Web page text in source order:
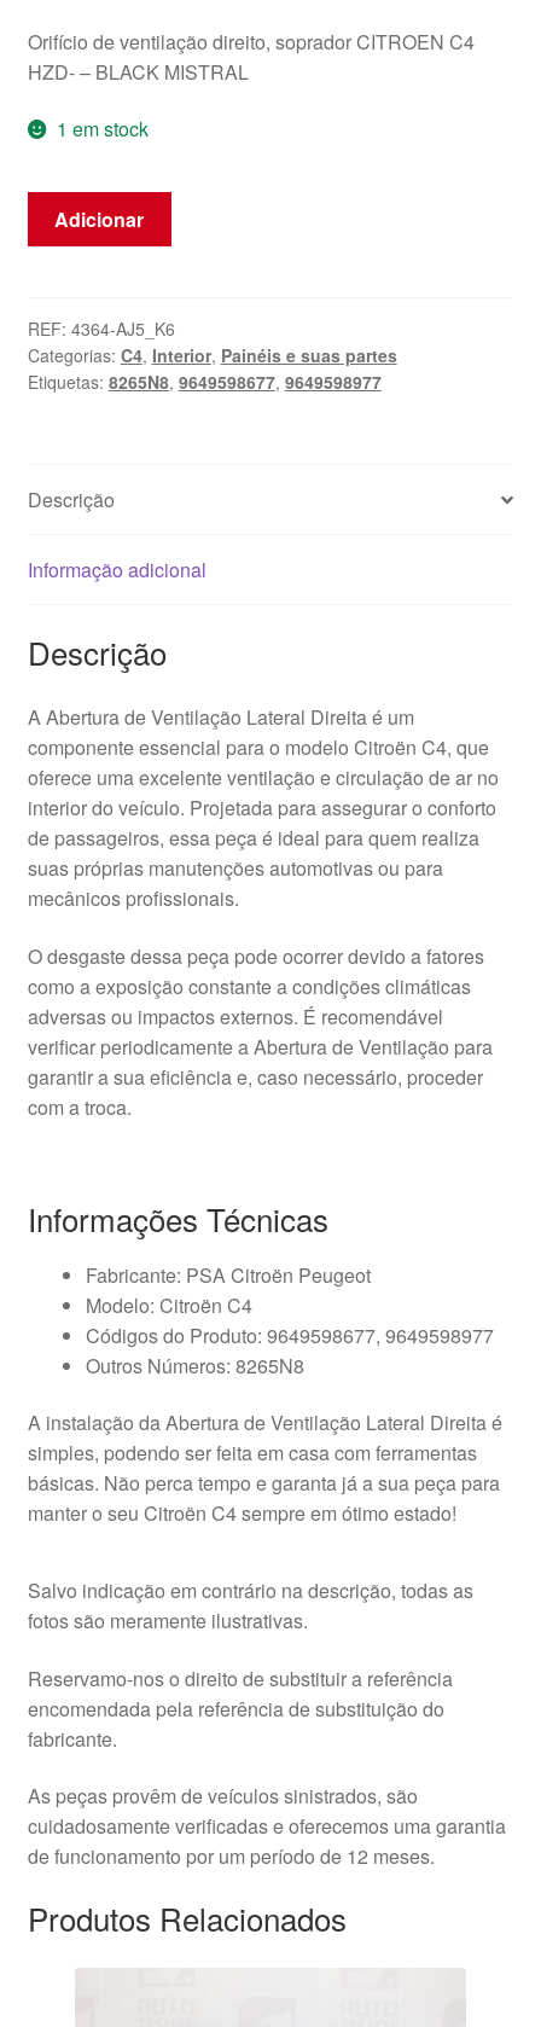
Orifício de ventilação direito, soprador CITROEN C4
HZD- – BLACK MISTRAL
1 em stock
Quantidade
Ventilação
Lateral
Direita
9649598977
Adicionar
REF: 4364-AJ5_K6
Categorias: C4, Interior, Painéis e suas partes
Etiquetas: 8265N8, 9649598677, 9649598977
Descrição
Informação adicional
Descrição
A Abertura de Ventilação Lateral Direita é um
componente essencial para o modelo Citroën C4, que
oferece uma excelente ventilação e circulação de ar no
interior do veículo. Projetada para assegurar o conforto
de passageiros, essa peça é ideal para quem realiza
suas próprias manutenções automotivas ou para
mecânicos profissionais.
O desgaste dessa peça pode ocorrer devido a fatores
como a exposição constante a condições climáticas
adversas ou impactos externos. É recomendável
verificar periodicamente a Abertura de Ventilação para
garantir a sua eficiência e, caso necessário, proceder
com a troca.
Informações Técnicas
Fabricante: PSA Citroën Peugeot
Modelo: Citroën C4
Códigos do Produto: 9649598677, 9649598977
Outros Números: 8265N8
A instalação da Abertura de Ventilação Lateral Direita é
simples, podendo ser feita em casa com ferramentas
básicas. Não perca tempo e garanta já a sua peça para
manter o seu Citroën C4 sempre em ótimo estado!
Salvo indicação em contrário na descrição, todas as
fotos são meramente ilustrativas.
Reservamo-nos o direito de substituir a referência
encomendada pela referência de substituição do
fabricante.
As peças provêm de veículos sinistrados, são
cuidadosamente verificadas e oferecemos uma garantia
de funcionamento por um período de 12 meses.
Produtos Relacionados